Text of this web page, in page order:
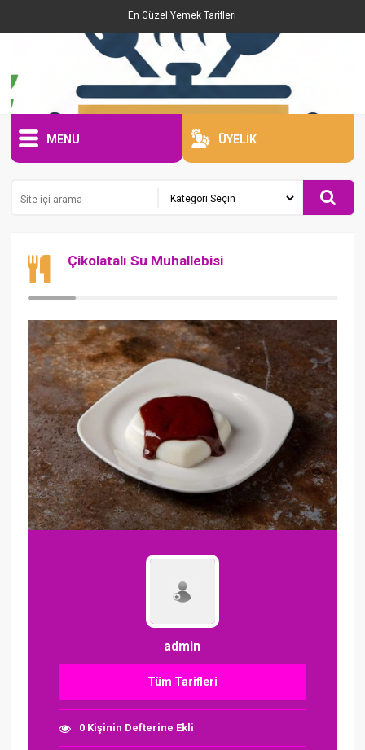
En Güzel Yemek Tarifleri
MENU ÜYELİK
Çikolatalı Su Muhallebisi
admin
Tüm Tarifleri
0 Kişinin Defterine Ekli